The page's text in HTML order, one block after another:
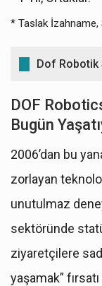
* Taslak İzahname,
Dof Robotik
DOF
Bugün
2006’dan bu
zorlayan
unutulmaz
sektöründe
ziyaretçilere
yaşamak”